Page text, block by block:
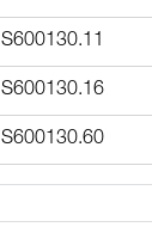
S600130.11
S600130.16
S600130.60